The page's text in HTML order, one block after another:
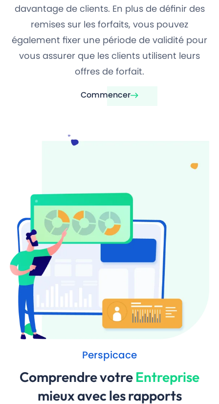
davantage de clients. En plus de définir des
remises sur les forfaits, vous pouvez
également fixer une période de validité pour
vous assurer que les clients utilisent leurs
offres de forfait.
Commencer
Perspicace
Comprendre votre Entreprise
mieux avec les rapports